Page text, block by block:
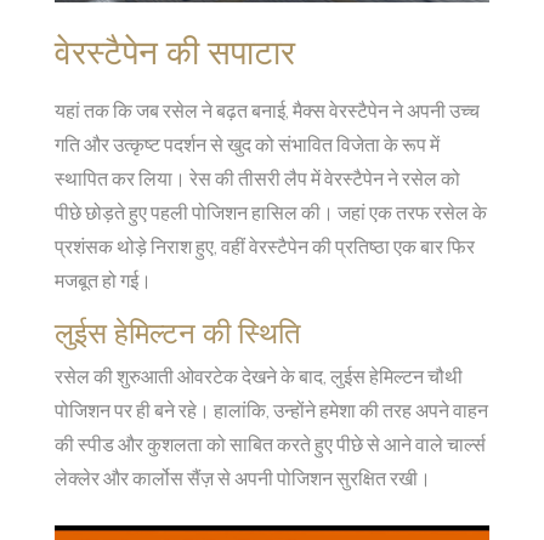
वेरस्टैपेन की सपाटार
यहां तक कि जब रसेल ने बढ़त बनाई, मैक्स वेरस्टैपेन ने अपनी उच्च
गति और उत्कृष्ट पदर्शन से खुद को संभावित विजेता के रूप में
स्थापित कर लिया। रेस की तीसरी लैप में वेरस्टैपेन ने रसेल को
पीछे छोड़ते हुए पहली पोजिशन हासिल की। जहां एक तरफ रसेल के
प्रशंसक थोड़े निराश हुए, वहीं वेरस्टैपेन की प्रतिष्ठा एक बार फिर
मजबूत हो गई।
लुईस हेमिल्टन की स्थिति
रसेल की शुरुआती ओवरटेक देखने के बाद, लुईस हेमिल्टन चौथी
पोजिशन पर ही बने रहे। हालांकि, उन्होंने हमेशा की तरह अपने वाहन
की स्पीड और कुशलता को साबित करते हुए पीछे से आने वाले चार्ल्स
लेक्लेर और कार्लोस सैंज़ से अपनी पोजिशन सुरक्षित रखी।